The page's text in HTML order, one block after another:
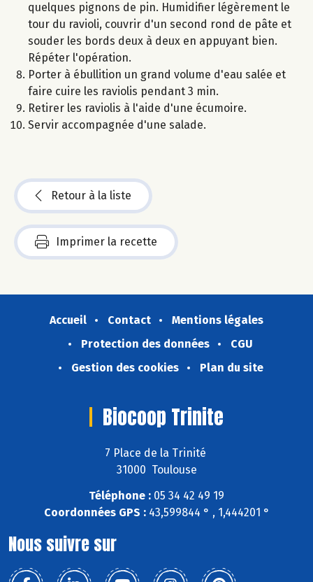
quelques pignons de pin. Humidifier légèrement le
tour du ravioli, couvrir d'un second rond de pâte et
souder les bords deux à deux en appuyant bien.
Répéter l'opération.
Porter à ébullition un grand volume d'eau salée et
faire cuire les raviolis pendant 3 min.
Retirer les raviolis à l'aide d'une écumoire.
Servir accompagnée d'une salade.
Retour à la liste
Imprimer la recette
Accueil Contact
Mentions légales
Protection des données
CGU
Gestion des cookies
Plan du site
Biocoop Trinite
7 Place de la Trinité
31000 Toulouse
Téléphone : 05 34 42 49 19
Coordonnées GPS :43,599844 ° , 1,444201 °
Nous suivre sur